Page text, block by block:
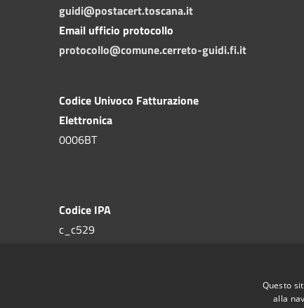
guidi@postacert.toscana.it
Email ufficio protocollo
protocollo@comune.cerreto-guidi.fi.it
Codice Univoco Fatturazione
Elettronica
0006BT
Codice IPA
c_c529
Questo
alla